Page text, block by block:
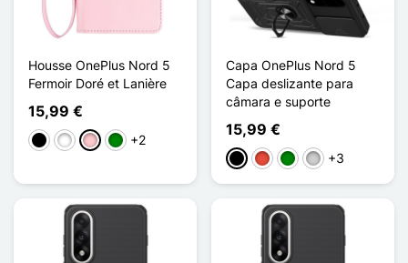
Housse OnePlus Nord 5
Fermoir Doré et Lanière
15,99 €
PretoBrancoRosaVerde
+2
Capa OnePlus Nord 5
Capa deslizante para
câmara e suporte
15,99 €
PretoVermelho
VerdePrata+3